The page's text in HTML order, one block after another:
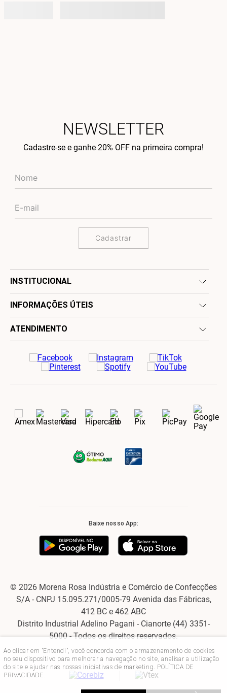
Ao clicar em "Entendi", você concorda com o armazenamento de cookies
no seu dispositivo para melhorar a navegação no site, analisar a utilização
do site e ajudar nas nossas iniciativas de marketing. POLÍTICA DE
PRIVACIDADE.
NEWSLETTER
Cadastre-se e ganhe 20% OFF na primeira compra!
Cadastrar
INSTITUCIONAL
INFORMAÇÕES ÚTEIS
ATENDIMENTO
Baixe nosso App:
© 2026 Morena Rosa Indústria e Comércio de Confecções
S/A - CNPJ 15.095.271/0005-79 Avenida das Fábricas,
412 BC e 462 ABC
Distrito Industrial Adelino Pagani - Cianorte (44) 3351-
5000 - Todos os direitos reservados.